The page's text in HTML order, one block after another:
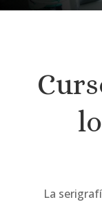
La